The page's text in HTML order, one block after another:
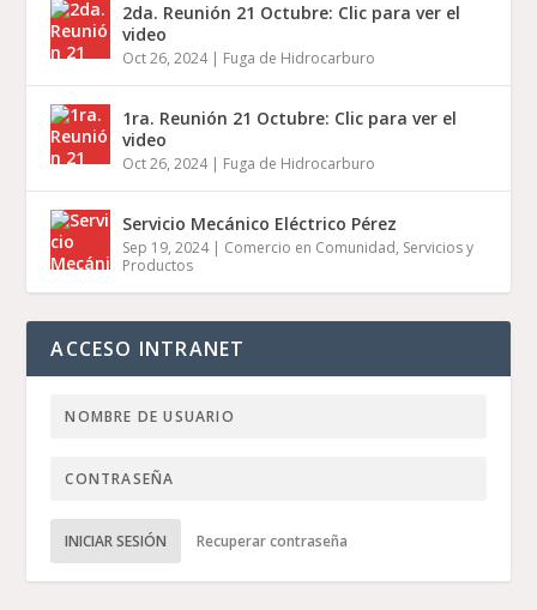
2da. Reunión 21 Octubre: Clic para ver el
video
Oct 26, 2024| Fuga de Hidrocarburo
1ra. Reunión 21 Octubre: Clic para ver el
video
Oct 26, 2024| Fuga de Hidrocarburo
Servicio Mecánico Eléctrico Pérez
Sep 19, 2024| Comercio en Comunidad, Servicios y
Productos
ACCESO INTRANET
INICIAR SESIÓN Recuperar contraseña